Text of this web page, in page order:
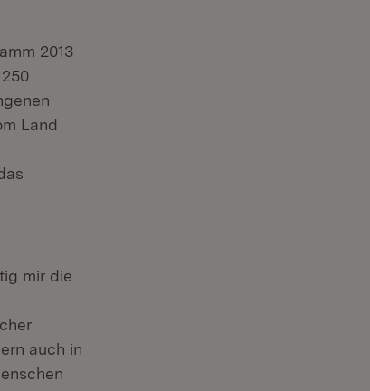
2013
Land
mir die
auch in